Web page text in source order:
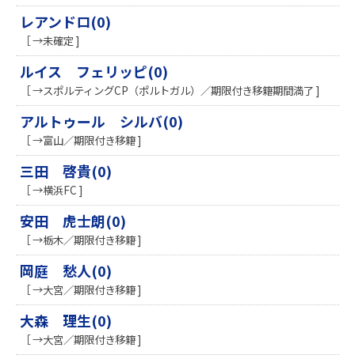
レアンドロ(0)
［ →未確定 ]
ルイス フェリッピ(0)
［ →スポルティングCP（ポルトガル）／期限付き移籍期間満了 ]
アルトゥール シルバ(0)
［ →富山／期限付き移籍 ]
三田 啓貴(0)
［ →横浜FC ]
安田 虎士朗(0)
［ →栃木／期限付き移籍 ]
岡庭 愁人(0)
［ →大宮／期限付き移籍 ]
大森 理生(0)
［ →大宮／期限付き移籍 ]